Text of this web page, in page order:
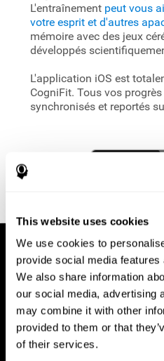
This website uses cookies
We use cookies to
provide social media
We also share information
our social media, advertising
may combine it with other
provided to them or that
of their services.
L'entraînement peut vous
votre esprit et d'autres
mémoire avec des jeux
développés
L'application iOS est
CogniFit. Tous vos
synchronisés et reportés